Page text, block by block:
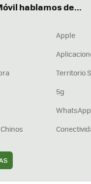
hablamos de...
Apple
Territorio
5g
WhatsApp